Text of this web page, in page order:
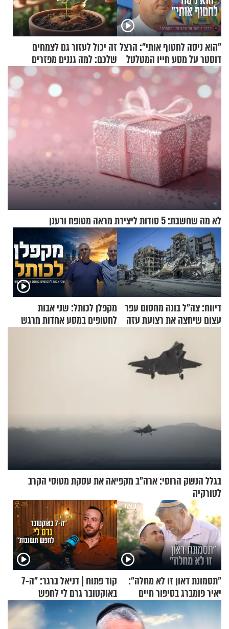
"הוא ניסה לחטוף אותי": הרצל
דוסטר על מסע חייו המטלטל
זה יכול לעזור גם לצמחים
שלכם: למה גננים מפזרים
קינמון בעציצים?
לא מה שחשבת: 5 סודות ליצירת מראה מטופח ורענן
דיווח: צה"ל בונה מחסום עפר
עצום שיחצה את רצועת עזה
מקפלן לכותל: שני אבות
לחטופים במסע אחדות מרגש
בגלל הנשק הרוסי: ארה"ב מקפיאה את עסקת מטוסי הקרב
לטורקיה
"תסמונת דאון זו לא מחלה":
יאיר פומברג בסיפור חיים
מעורר השראה
קוד פתוח | דניאל ברגר: "ה-7
באוקטובר גרם לי לחפש
תשובות"